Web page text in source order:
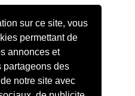
sur ce site, vous
permettant de
annonces et
partageons des
notre site avec